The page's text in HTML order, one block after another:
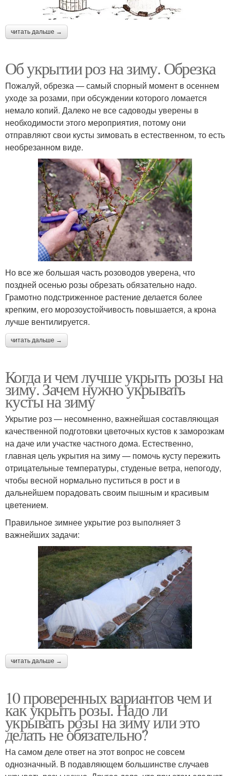
читать дальше →
Об укрытии роз на зиму. Обрезка
Пожалуй, обрезка — самый спорный момент в осеннем
уходе за розами, при обсуждении которого ломается
немало копий. Далеко не все садоводы уверены в
необходимости этого мероприятия, потому они
отправляют свои кусты зимовать в естественном, то есть
необрезанном виде.
Но все же большая часть розоводов уверена, что
поздней осенью розы обрезать обязательно надо.
Грамотно подстриженное растение делается более
крепким, его морозоустойчивость повышается, а крона
лучше вентилируется.
читать дальше →
Когда и чем лучше укрыть розы на
зиму. Зачем нужно укрывать
кусты на зиму
Укрытие роз — несомненно, важнейшая составляющая
качественной подготовки цветочных кустов к заморозкам
на даче или участке частного дома. Естественно,
главная цель укрытия на зиму — помочь кусту пережить
отрицательные температуры, студеные ветра, непогоду,
чтобы весной нормально пуститься в рост и в
дальнейшем порадовать своим пышным и красивым
цветением.
Правильное зимнее укрытие роз выполняет 3
важнейших задачи:
читать дальше →
10 проверенных вариантов чем и
как укрыть розы. Надо ли
укрывать розы на зиму или это
делать не обязательно?
На самом деле ответ на этот вопрос не совсем
однозначный. В подавляющем большинстве случаев